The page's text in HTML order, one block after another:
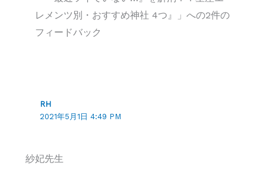
レメンツ別・おすすめ神社 4つ』」への2件の
フィードバック
RH
2021年5月1日 4:49 PM
紗妃先生